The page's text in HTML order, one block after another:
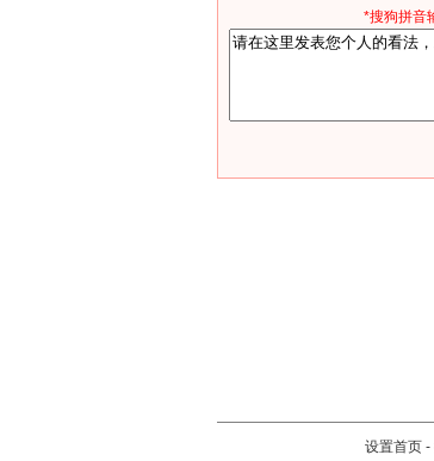
*搜狗拼音
设置首页 -